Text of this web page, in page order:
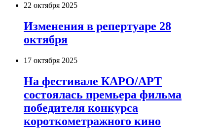
22 октября 2025
Изменения в репертуаре 28
октября
17 октября 2025
На фестивале КАРО/АРТ
состоялась премьера фильма
победителя конкурса
короткометражного кино